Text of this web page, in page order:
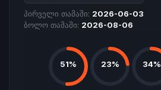
პირველი თამაში: 2026-06-03
ბოლო თამაში: 2026-08-06
51% 23% 34%